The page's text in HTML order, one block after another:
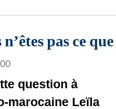
pas ce
question à
marocaine Leïla